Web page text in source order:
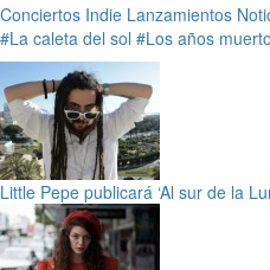
Conciertos Indie Lanzamientos
#La caleta del sol #Los años
Little Pepe publicará ‘Al sur de la